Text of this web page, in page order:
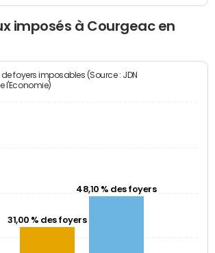
imposés à Courgeac en
foyers imposables (Source : JDN
l'Economie)
31,00 % des foyers
48,10 % des foyers